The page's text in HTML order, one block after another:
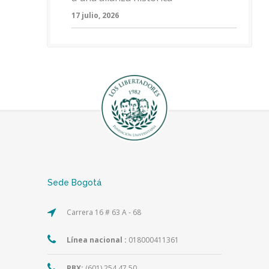
17 julio, 2026
Sede Bogotá
Carrera 16 # 63 A - 68
Línea nacional : 018000411361